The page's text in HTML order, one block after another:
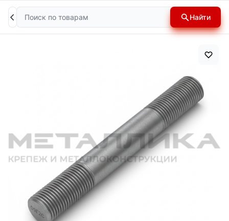
Поиск Найти